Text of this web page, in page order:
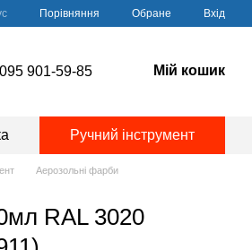
Порівняння Обране Вхід
095 901-59-85 Мій кошик
Ручний інструмент
Аерозольні фарби
RAL 3020